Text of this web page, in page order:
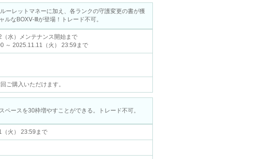
ーレットマネーに加え、各ランクの守護変更の書が獲
ルなBOXⅤ-Ⅲが登場！トレード不可。
水）メンテナンス開始まで
～ 2025.11.11（火） 23:59まで
ご購入いただけます。
ペースを30枠増やすことができる。トレード不可。
火） 23:59まで